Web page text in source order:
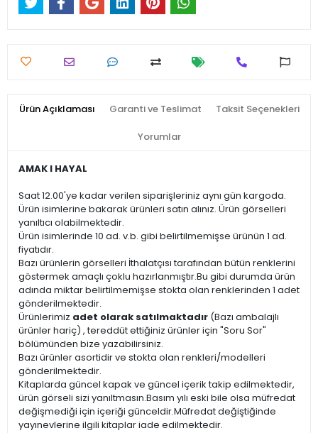
Ürün Açıklaması Garanti ve Teslimat Taksit Seçenekleri
Yorumlar
AMAK I HAYAL
Saat 12.00'ye kadar verilen siparişleriniz aynı gün kargoda.
Ürün isimlerine bakarak ürünleri satın alınız. Ürün görselleri
yanıltıcı olabilmektedir.
Ürün isimlerinde 10 ad. v.b. gibi belirtilmemişse ürünün 1 ad.
fiyatıdır.
Bazı ürünlerin görselleri İthalatçısı tarafından bütün renklerini
göstermek amaçlı çoklu hazırlanmıştır.Bu gibi durumda ürün
adında miktar belirtilmemişse stokta olan renklerinden 1 adet
gönderilmektedir.
Ürünlerimiz adet olarak satılmaktadır (Bazı ambalajlı
ürünler hariç) , tereddüt ettiğiniz ürünler için "Soru Sor"
bölümünden bize yazabilirsiniz.
Bazı ürünler asortidir ve stokta olan renkleri/modelleri
gönderilmektedir.
Kitaplarda güncel kapak ve güncel içerik takip edilmektedir,
ürün görseli sizi yanıltmasın.Basım yılı eski bile olsa müfredat
değişmediği için içeriği günceldir.Müfredat değiştiğinde
yayınevlerine ilgili kitaplar iade edilmektedir.